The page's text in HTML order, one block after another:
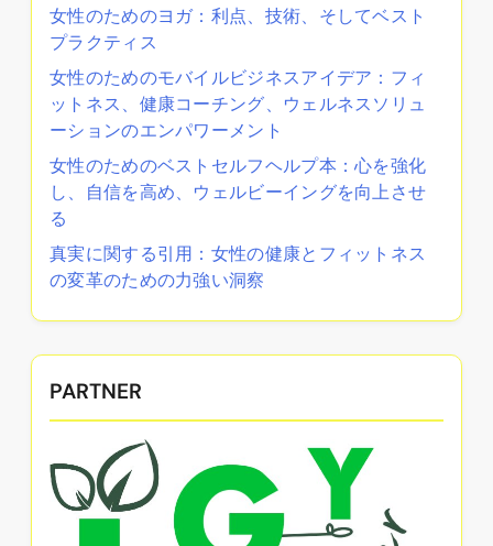
女性のためのヨガ：利点、技術、そしてベスト
プラクティス
女性のためのモバイルビジネスアイデア：フィ
ットネス、健康コーチング、ウェルネスソリュ
ーションのエンパワーメント
女性のためのベストセルフヘルプ本：心を強化
し、自信を高め、ウェルビーイングを向上させ
る
真実に関する引用：女性の健康とフィットネス
の変革のための力強い洞察
PARTNER